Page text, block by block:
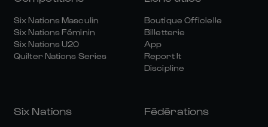
Six Nations Masculin
Six Nations Féminin
Six Nations U20
Quilter Nations Series
Boutique Officielle
Billetterie
App
Report It
Discipline
Six Nations Fédérations